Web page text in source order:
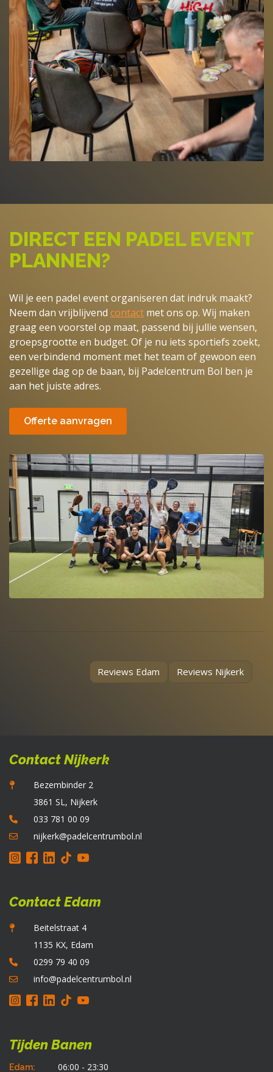
DIRECT EEN PADEL EVENT
PLANNEN?
Wil je een padel event organiseren dat indruk maakt?
Neem dan vrijblijvend contact met ons op. Wij maken
graag een voorstel op maat, passend bij jullie wensen,
groepsgrootte en budget. Of je nu iets sportiefs zoekt,
een verbindend moment met het team of gewoon een
gezellige dag op de baan, bij Padelcentrum Bol ben je
aan het juiste adres.
Offerte aanvragen
Reviews Edam Reviews Nijkerk
Contact Nijkerk
Bezembinder 2
3861 SL, Nijkerk
033 781 00 09
nijkerk@padelcentrumbol.nl
Contact Edam
Beitelstraat 4
1135 KX, Edam
0299 79 40 09
info@padelcentrumbol.nl
Tijden Banen
Edam: 06:00 - 23:30